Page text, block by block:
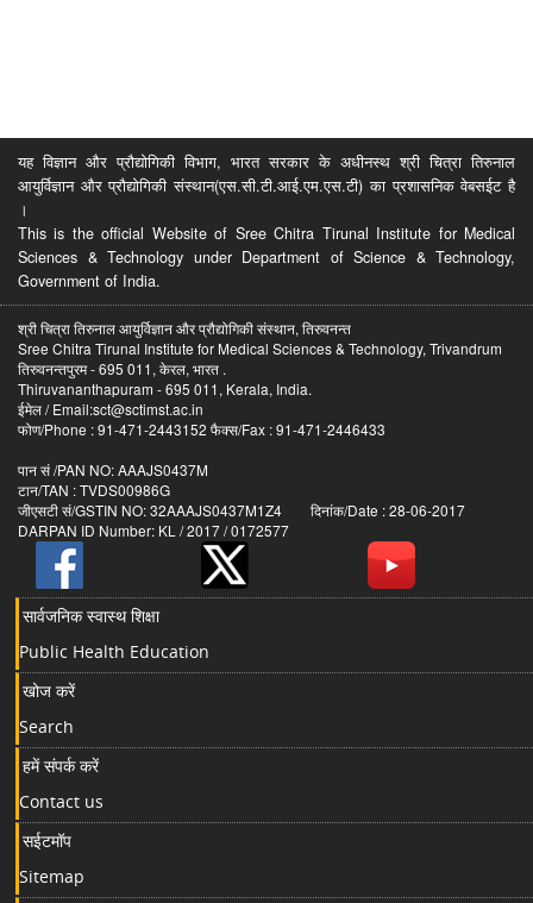
यह विज्ञान और प्रौद्योगिकी विभाग, भारत सरकार के अधीनस्थ श्री चित्रा तिरुनाल
आयुर्विज्ञान और प्रौद्योगिकी संस्थान(एस.सी.टी.आई.एम.एस.टी) का प्रशासनिक वेबसईट है
।
This is the official Website of Sree Chitra Tirunal Institute for Medical
Sciences & Technology under Department of Science & Technology,
Government of India.
श्री चित्रा तिरुनाल आयुर्विज्ञान और प्रौद्योगिकी संस्थान, तिरुवनन्त
Sree Chitra Tirunal Institute for Medical Sciences & Technology, Trivandrum
तिरुवनन्तपुरम - 695 011, केरल, भारत .
Thiruvananthapuram - 695 011, Kerala, India.
ईमेल / Email:sct@sctimst.ac.in
फोण/Phone : 91-471-2443152 फैक्स/Fax : 91-471-2446433
पान सं /PAN NO: AAAJS0437M
टान/TAN : TVDS00986G
जीएसटी सं/GSTIN NO: 32AAAJS0437M1Z4 दिनांक/Date : 28-06-2017
DARPAN ID Number: KL / 2017 / 0172577
सार्वजनिक स्वास्थ शिक्षा
Public Health Education
खोज करें
Search
हमें संपर्क करें
Contact us
सईटमॉप
Sitemap